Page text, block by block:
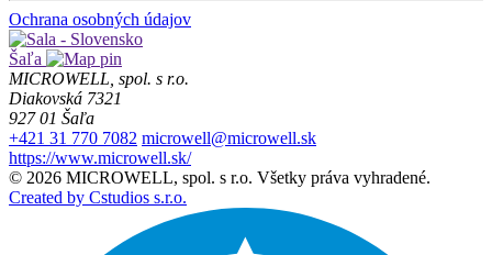
Ochrana osobných údajov
Šaľa
MICROWELL, spol. s r.o.
Diakovská 7321
927 01 Šaľa
+421 31 770 7082 microwell@microwell.sk
https://www.microwell.sk/
© 2026 MICROWELL, spol. s r.o. Všetky práva vyhradené.
Created by Cstudios s.r.o.